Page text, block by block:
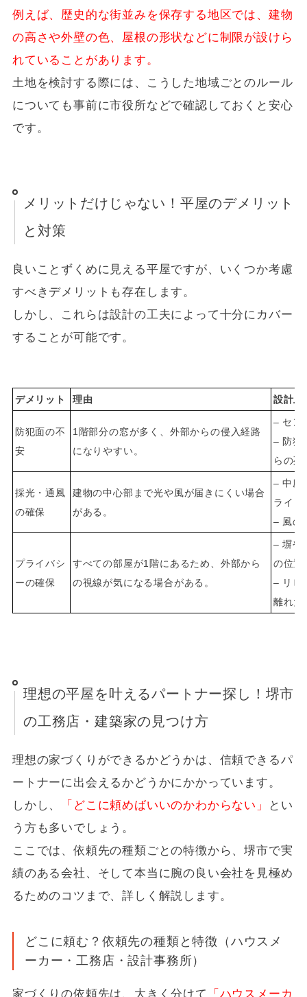
例えば、歴史的な街並みを保存する地区では、建物
の高さや外壁の色、屋根の形状などに制限が設けら
れていることがあります。
土地を検討する際には、こうした地域ごとのルール
についても事前に市役所などで確認しておくと安心
です。
メリットだけじゃない！平屋のデメリット
と対策
良いことずくめに見える平屋ですが、いくつか考慮
すべきデメリットも存在します。
しかし、これらは設計の工夫によって十分にカバー
することが可能です。
デメリット 理由 設計上
防犯面の不
安
1階部分の窓が多く、外部からの侵入経路
になりやすい。
– セン
– 防犯
らの
採光・通風
の確保
建物の中心部まで光や風が届きにくい場合
がある。
– 中庭
ライト
– 風の
プライバシ
ーの確保
すべての部屋が1階にあるため、外部から
の視線が気になる場合がある。
– 塀や
の位置
– リビ
離れた
理想の平屋を叶えるパートナー探し！堺市
の工務店・建築家の見つけ方
理想の家づくりができるかどうかは、信頼できるパ
ートナーに出会えるかどうかにかかっています。
しかし、
「どこに頼めばいいのかわからない」
とい
う方も多いでしょう。
ここでは、依頼先の種類ごとの特徴から、堺市で実
績のある会社、そして本当に腕の良い会社を見極め
るためのコツまで、詳しく解説します。
どこに頼む？依頼先の種類と特徴（ハウスメ
ーカー・工務店・設計事務所）
家づくりの依頼先は、大きく分けて 「ハウスメーカ